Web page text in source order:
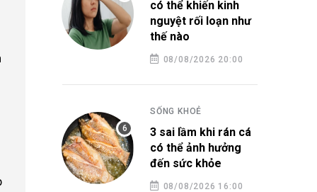
có thể khiến kinh
nguyệt rối loạn như
thế nào
08/08/2026 20:00
SỐNG KHOẺ
3 sai lầm khi rán cá
có thể ảnh hưởng
đến sức khỏe
08/08/2026 16:00